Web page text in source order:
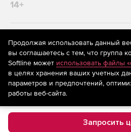
Краткое описание решения
Знакомство с системой
Запросить
14+
На информационном ресурсе
рекомендательные технологии
предоставления информации на
систематизации и анализа
предпочтениям пользователей сети
находящихся на территории
Продолжая использовать данный
вы соглашаетесь с тем, что группа
Softline может использовать файлы
в целях хранения ваших учетных
параметров и предпочтений,
работы веб-сайта.